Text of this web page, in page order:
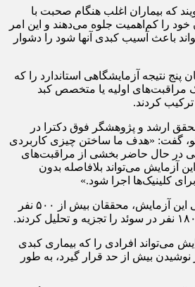
که بیماران اغلب هنگام صحبت با
را کم‌اهمیت جلوه می‌دهند و این امر
باعث آسیب کبدی آنها شود را دشوار
پنج نتیجه آزمایشگاهی استاندارد را که
مراقبت‌های اولیه یا متخصص کبد
کردند.
محقق ارشد و پژوهشگر فوق دکترا در
گفت: «هدف ما ساختن چیزی کاربردی
در حال حاضر بخشی از مراقبت‌های
این آزمایش می‌تواند بلافاصله بدون
کلینیک‌ها اجرا شود.»
برای توسعه و اعتبارسنجی این آزمایش، محققان بیش از ۵۰۰ نفر
می‌تواند افرادی را که بیماری کبدی
نوشیدن بیش از حد قرار گیرد، به طور